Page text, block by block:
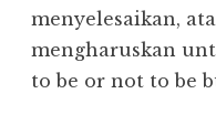
menyelesaikan,
mengharuskan
to be or not to be